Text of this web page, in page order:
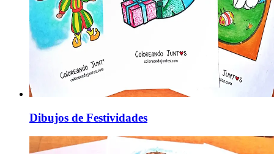
Dibujos de Festividades